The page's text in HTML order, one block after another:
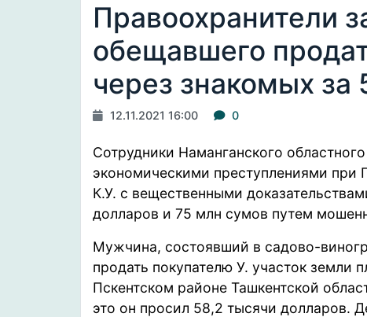
Правоохранители
обещавшего
через знакомых за
12.11.2021 16:00 0
Сотрудники Наманганского
экономическими преступлениями при
К.У. с вещественными
долларов и 75 млн сумов путем
Мужчина, состоявший в садово-
продать покупателю У. участок земли
Пскентском районе Ташкентской
это он просил 58,2 тысячи долларов.